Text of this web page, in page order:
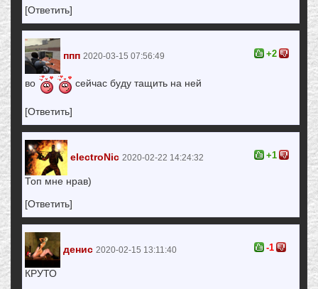
[Ответить]
ппп 2020-03-15 07:56:49
во сейчас буду тащить на ней
[Ответить]
+2
electroNic 2020-02-22 14:24:32
Топ мне нрав)
[Ответить]
+1
денис 2020-02-15 13:11:40
КРУТО
-1